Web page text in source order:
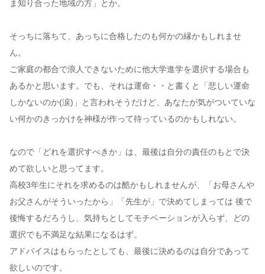
ま知り合った地域の方」とか。
そっちに落ちて、あっちに合格したのも何かの縁かもしれませ
ん。
ご家庭の都合で浪人できないために他大学進学を選択する場合も
あるかと思います。でも、それは運命・・と書くと「悲しい運命
しかないのか(涙)」と言われそうだけど、あなたが気がついていな
い何かのきっかけを神様が作って待っているのかもしれない。
なので「どれを選択すべきか」は、最後は自分の責任のもとで決
めて欲しいと思ってます。
高校3年生にそれを求めるのは酷かもしれませんが、「お母さんや
お父さんがそういったから」「先生が」で決めてしまっては 後で
後悔するだろうし、気持ちとしてモチベーションが入らず、どの
選択でも不満足な結果になるはず。
アドバイスはもらったとしても、最後に決めるのは自分であって
欲しいのです。